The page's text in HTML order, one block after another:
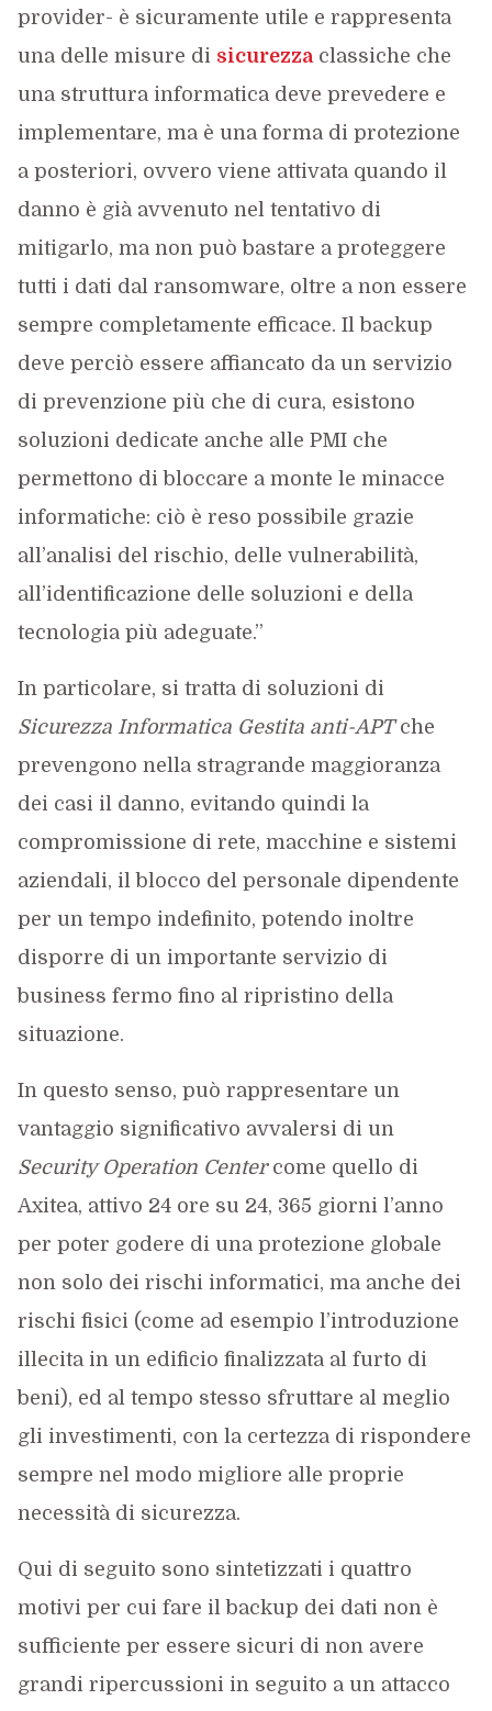
provider- è sicuramente utile e rappresenta
una delle misure di sicurezzaclassiche che
una struttura informatica deve prevedere e
implementare, ma è una forma di protezione
a posteriori, ovvero viene attivata quando il
danno è già avvenuto nel tentativo di
mitigarlo, ma non può bastare a proteggere
tutti i dati dal ransomware, oltre a non essere
sempre completamente efficace. Il backup
deve perciò essere affiancato da un servizio
di prevenzione più che di cura, esistono
soluzioni dedicate anche alle PMI che
permettono di bloccare a monte le minacce
informatiche: ciò è reso possibile grazie
all’analisi del rischio, delle vulnerabilità,
all’identificazione delle soluzioni e della
tecnologia più adeguate.”
In particolare, si tratta di soluzioni di
Sicurezza Informatica Gestita anti-APTche
prevengono nella stragrande maggioranza
dei casi il danno, evitando quindi la
compromissione di rete, macchine e sistemi
aziendali, il blocco del personale dipendente
per un tempo indefinito, potendo inoltre
disporre di un importante servizio di
business fermo fino al ripristino della
situazione.
In questo senso, può rappresentare un
vantaggio significativo avvalersi di un
Security Operation Centercome quello di
Axitea, attivo 24 ore su 24, 365 giorni l’anno
per poter godere di una protezione globale
non solo dei rischi informatici, ma anche dei
rischi fisici (come ad esempio l’introduzione
illecita in un edificio finalizzata al furto di
beni), ed al tempo stesso sfruttare al meglio
gli investimenti, con la certezza di rispondere
sempre nel modo migliore alle proprie
necessità di sicurezza.
Qui di seguito sono sintetizzati i quattro
motivi per cui fare il backup dei dati non è
sufficiente per essere sicuri di non avere
grandi ripercussioni in seguito a un attacco